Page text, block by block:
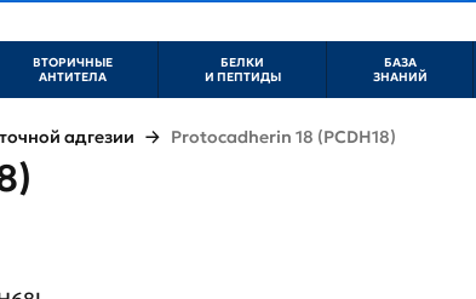
ВТОРИЧНЫЕ
АНТИТЕЛА
БЕЛКИ
И ПЕПТИДЫ
БАЗА
ЗНАНИЙ
адгезии Protocadherin 18 (PCDH18)